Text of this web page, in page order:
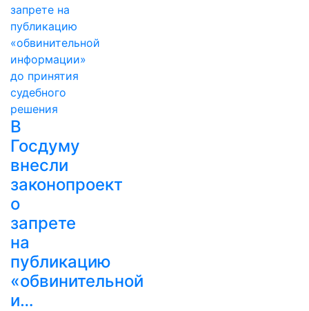
В
Госдуму
внесли
законопроект
о
запрете
на
публикацию
«обвинительной
и…